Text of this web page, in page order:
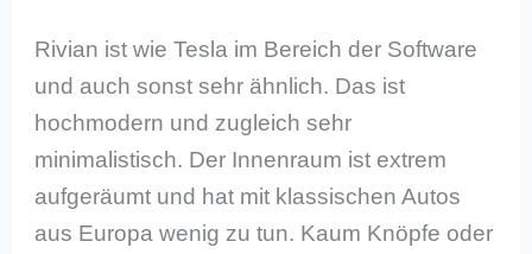
Rivian ist wie Tesla im Bereich der Software
und auch sonst sehr ähnlich. Das ist
hochmodern und zugleich sehr
minimalistisch. Der Innenraum ist extrem
aufgeräumt und hat mit klassischen Autos
aus Europa wenig zu tun. Kaum Knöpfe oder